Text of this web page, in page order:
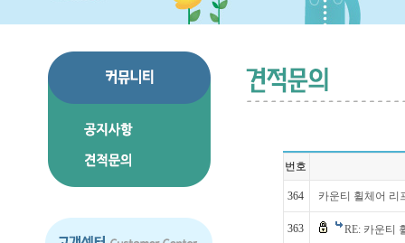
번호
364 카운티 휠체어 리
363 RE: 카운티